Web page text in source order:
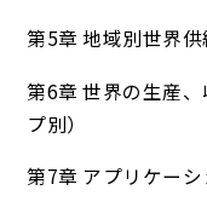
第5章 地域別世界
第6章 世界の生産
プ別）
第7章 アプリケー